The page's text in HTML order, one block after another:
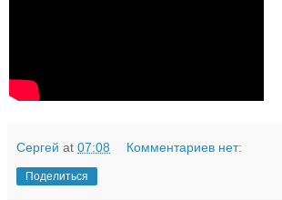
Сергей at 07:08 Комментариев нет:
Поделиться